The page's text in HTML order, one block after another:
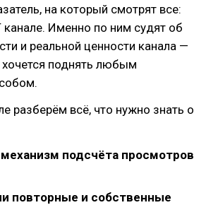
на который смотрят все:
Именно по ним судят об
и реальной ценности канала —
хочется поднять любым
разберём всё, что нужно знать о
механизм подсчёта просмотров
повторные и собственные